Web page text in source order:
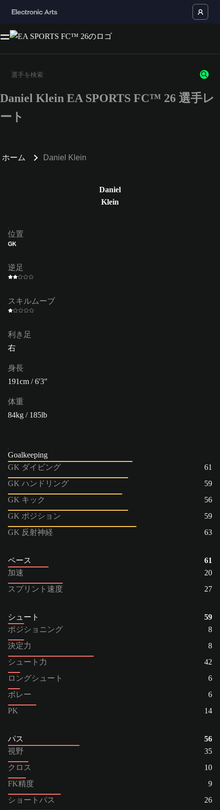
3文字以上の文字または数字を入力してください。
Daniel Klein EA SPORTS FC™ 26 選手レ
ート
ホーム Daniel Klein
Daniel
Klein
位置
GK
逆足
スキルムーブ
利き足
右
身長
191cm / 6'3"
体重
84kg / 185lb
Goalkeeping
GK ダイビング
61
GK ハンドリング
59
GK キック
56
GK ポジション
59
GK 反射神経
63
ペース
61
加速
20
スプリント速度
27
シュート
59
ポジショニング
8
決定力
8
シュート力
42
ロングシュート
6
ボレー
6
PK
14
パス
56
視野
35
クロス
10
FK精度
9
ショートパス
26